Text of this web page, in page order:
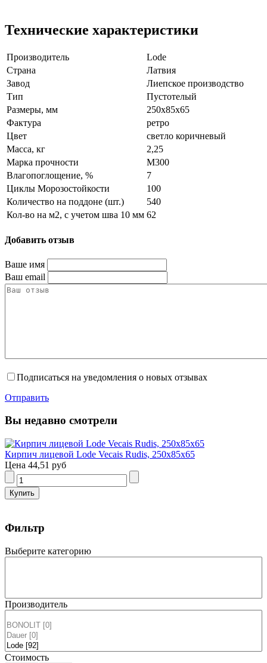
Технические характеристики
Производитель
Lode
Страна
Латвия
Завод
Лиепское производство
Тип
Пустотелый
Размеры, мм
250x85x65
Фактура
ретро
Цвет
светло коричневый
Масса, кг
2,25
Марка прочности
M300
Влагопоглощение, %
7
Циклы Морозостойкости
100
Количество на поддоне (шт.)
540
Кол-во на м2, с учетом шва 10 мм 62
Добавить отзыв
Ваше имя
Ваш email
Подписаться на уведомления о новых отзывах
Отправить
Вы недавно смотрели
Кирпич лицевой Lode Vecais Rudis, 250x85x65
Цена 44,51 руб
Фильтр
Выберите категорию
Производитель
Стоимость